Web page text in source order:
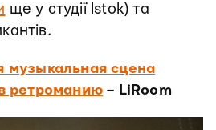
ще у студії Istok) та
музыкальная сцена
ретроманию – LiRoom